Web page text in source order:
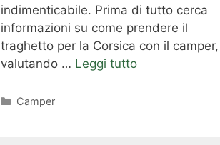
indimenticabile. Prima di tutto cerca
informazioni su come prendere il
traghetto per la Corsica con il camper,
valutando … Leggi tutto
Categorie
Camper